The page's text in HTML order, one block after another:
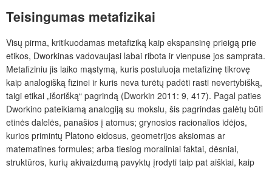
Teisingumas metafizikai
Visų pirma, kritikuodamas metafiziką kaip ekspansinę prieigą prie
etikos, Dworkinas vadovaujasi labai ribota ir vienpuse jos samprata.
Metafiziniu jis laiko mąstymą, kuris postuluoja metafizinę tikrovę
kaip analogišką fizinei ir kuris neva turėtų padėti rasti nevertybišką,
taigi etikai „išorišką“ pagrindą (Dworkin 2011: 9, 417). Pagal paties
Dworkino pateikiamą analogiją su mokslu, šis pagrindas galėtų būti
etinės dalelės, panašios į atomus; grynosios racionalios idėjos,
kurios primintų Platono eidosus, geometrijos aksiomas ar
matematines formules; arba tiesiog moraliniai faktai, dėsniai,
struktūros, kurių akivaizdumą pavyktų įrodyti taip pat aiškiai, kaip